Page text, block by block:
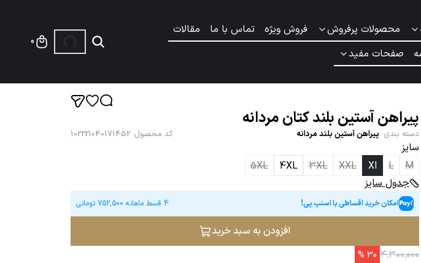
محصولات پرفروش فروش ویژه تماس با ما
مقالات
صفحات مفید
0
پیراهن آستین بلند کتان مردانه
دسته بندی: پیراهن آستین بلند مردانه کد محصول:
102221040171452
سایز
M
L
Xl
XXL
3XL
4XL
5XL
جدول سایز
امکان خرید اقساطی با اسنپ پی! 4 قسط ماهانه 752,500 تومانی
افزودن به سبد خرید
۴٬۳۰۰٬۰۰۰ 30
%